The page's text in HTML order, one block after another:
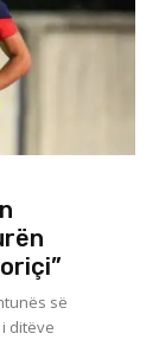
së
ditëve